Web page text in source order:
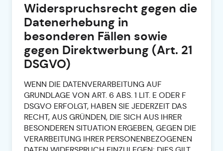
Widerspruchsrecht gegen die
Datenerhebung in
besonderen Fällen sowie
gegen Direktwerbung (Art. 21
DSGVO)
WENN DIE DATENVERARBEITUNG AUF
GRUNDLAGE VON ART. 6 ABS. 1 LIT. E ODER F
DSGVO ERFOLGT, HABEN SIE JEDERZEIT DAS
RECHT, AUS GRÜNDEN, DIE SICH AUS IHRER
BESONDEREN SITUATION ERGEBEN, GEGEN DIE
VERARBEITUNG IHRER PERSONENBEZOGENEN